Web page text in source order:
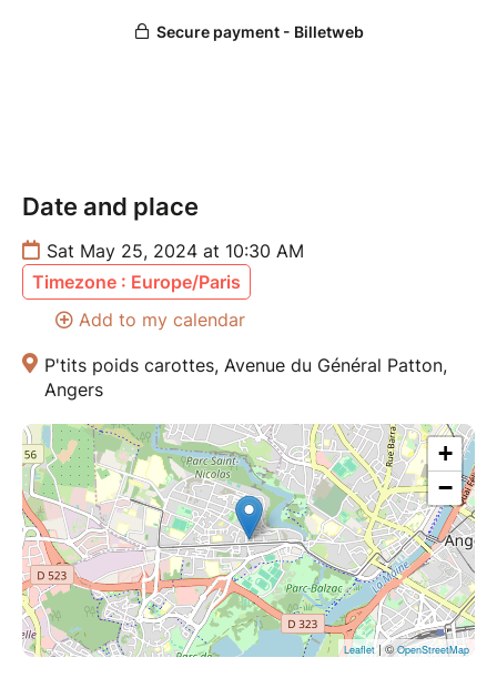
LIEU
P’tits poids carottes, épicerie vrac de Belle Beille.
Pensez à apporter vos bocaux pour faire le plein
Date and place
Sat May 25, 2024 at 10:30 AM
Timezone : Europe/Paris
Add to my calendar
P'tits poids carottes, Avenue du Général Patton,
Angers
+
−
Leaflet| ©OpenStreetMap